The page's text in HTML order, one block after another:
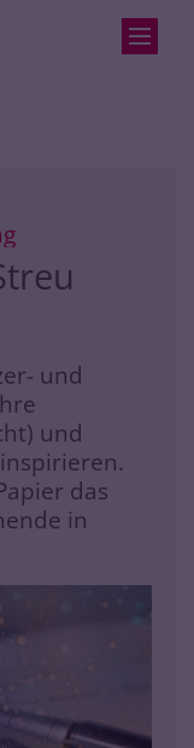
:
und
und
das
in